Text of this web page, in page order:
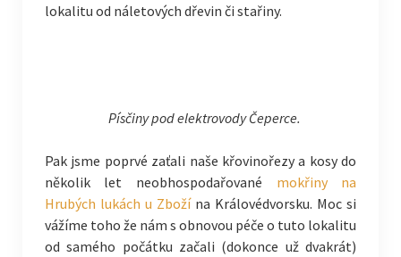
lokalitu od náletových dřevin či stařiny.
Písčiny pod elektrovody Čeperce.
Pak jsme poprvé zaťali naše křovinořezy a kosy do
několik let neobhospodařované mokřiny na
Hrubých lukách u Zbožína Královédvorsku. Moc si
vážíme toho že nám s obnovou péče o tuto lokalitu
od samého počátku začali (dokonce už dvakrát)